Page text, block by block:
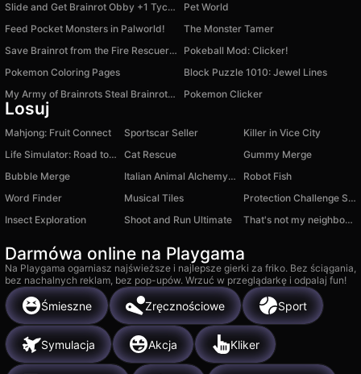
Slide and Get Brainrot Obby +1 Tycoon 3D
Pet World
Feed Pocket Monsters in Palworld!
The Monster Tamer
Save Brainrot from the Fire Rescuer Obby +1 Tycoon
Pokeball Mod: Clicker!
Pokemon Coloring Pages
Block Puzzle 1010: Jewel Lines
My Army of Brainrots Steal Brainrot Boss +1 Tycoon
Pokemon Clicker
Losuj
Mahjong: Fruit Connect Sportscar Seller
Killer in Vice City
Life Simulator: Road to Riches
Cat Rescue
Gummy Merge
Bubble Merge
Italian Animal Alchemy: Open All Brainrot
Robot Fish
Word Finder
Musical Tiles
Protection Challenge Save the Yacht, Money, Plane
Insect Exploration
Shoot and Run Ultimate That's not my neighbor: Wednesday!
Darmówa online na Playgama
Na Playgama ogarniasz najświeższe i najlepsze gierki za friko. Bez ściągania,
bez nachalnych reklam, bez pop-upów. Wrzuć w przeglądarkę i odpalaj fun!
Śmieszne Zręcznościowe Sport
Symulacja Akcja Kliker